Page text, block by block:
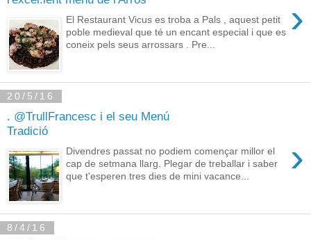
›
El Restaurant Vicus es troba a Pals , aquest petit
poble medieval que té un encant especial i que es
coneix pels seus arrossars . Pre...
20/5/16
. @TrullFrancesc i el seu Menú
Tradició
›
Divendres passat no podiem començar millor el
cap de setmana llarg. Plegar de treballar i saber
que t'esperen tres dies de mini vacance...
8/4/16